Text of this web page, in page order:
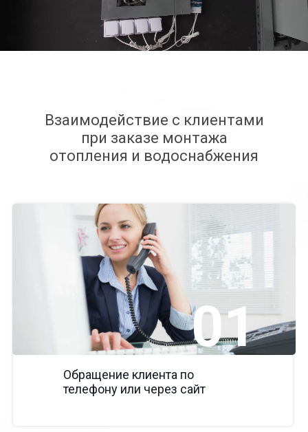
Взаимодействие с клиентами
при заказе монтажа
отопления и водоснабжения
Обращение клиента по
телефону или через сайт
01